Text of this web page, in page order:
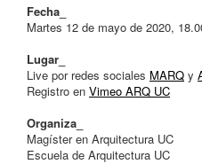
Fecha_
Martes 12 de mayo de 2020,
Lugar_
Live por redes sociales MARQ y
Registro en Vimeo ARQ UC
Organiza_
Magíster en Arquitectura UC
Escuela de Arquitectura UC